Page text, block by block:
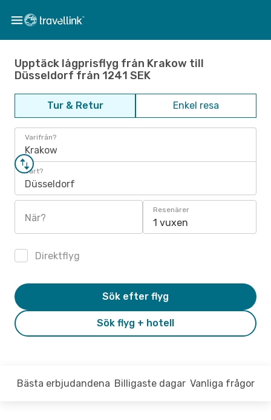
Upptäck lågprisflyg från Krakow till
Düsseldorf från 1241 SEK
Tur & Retur Enkel resa
Varifrån?
Krakow
Vart?
Düsseldorf
När?
Resenärer
1 vuxen
Direktflyg
Sök flyg + hotell
Sök efter flyg
Bästa erbjudandena Billigaste dagar Vanliga frågor